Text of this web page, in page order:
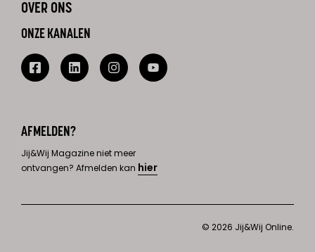
OVER ONS
ONZE KANALEN
AFMELDEN?
Jij&Wij Magazine niet meer
ontvangen? Afmelden kan hier
© 2026 Jij&Wij Online.